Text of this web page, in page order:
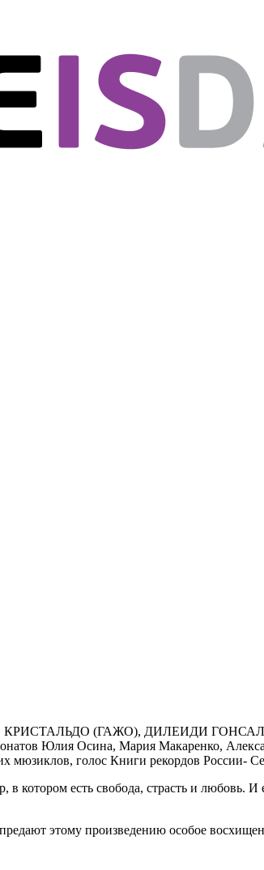
КРИСТАЛЬДО (ГАЖО), ДИЛЕИДИ
Юлия Осина, Мария Макаренко,
голос Книги рекордов России-
есть свобода, страсть и любовь. И
этому произведению особое